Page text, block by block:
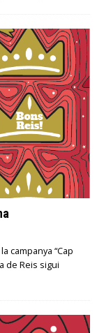
campanya “Cap
de Reis sigui